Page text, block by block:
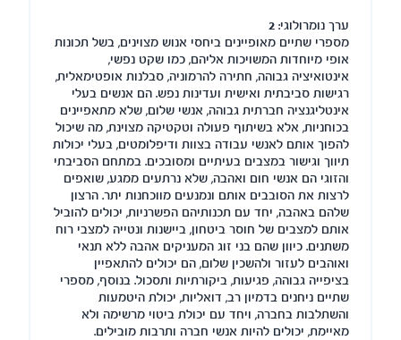
ערך נומרולוגי: 2
מספרי שתיים מאופיינים ביחסי אנוש מצוינים, בשל תכונות
אופי מיוחדות המשויכות אליהם, כמו שקט נפשי,
אינטואיציה גבוהה, חתירה להרמוניה, סבלנות אופטימאלית,
רגישות סביבתית ואישית ועדינות נפש. הם אנשים בעלי
אינטליגנציה חברתית גבוהה, אנשי שלום, שלא מתאפיינים
בכוחניות, אלא בשיתוף פעולה וטקטיקה מצוינת, מה שיכול
להפוך אותם לאנשי עבודה בצוות ודיפלומטים, בעלי יכולות
תיווך וגישור במצבים בעיתיים ומסובכים. במתחם הסביבתי
והזוגי הם אנשי חום ואהבה, שלא נרתעים ממגע, שואפים
לרצות את הסובבים אותם ונמנעים מווכחנות יתר. הרצון
שלהם באהבה, יחד עם תכנותיהם הפשרניות, יכולים להוביל
אותם למצבים של חוסר ביטחון, ביישנות ונטייה למצבי רוח
משתנים. כיוון שהם בני זוג המעניקים אהבה ללא תנאי
ואוהבים לעזור ולהשכין שלום, הם יכולים להתאפיין
בציפייה גבוהה, פגיעות, ביקורתיות ותסכול. בנוסף, מספרי
שתיים ניחנים בדמיון רב, דואליות, יכולת היטמעות
והשתלבות בחברה, ויחד עם יכולת ביטוי מרשימה ולא
מאיימת, יכולים להיות אנשי חברה ותרבות מובילים.